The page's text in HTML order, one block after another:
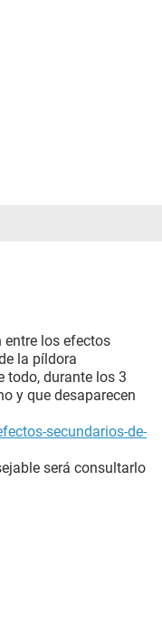
entre los efectos
la píldora
todo, durante los 3
y que desaparecen
secundarios-de-
será consultarlo